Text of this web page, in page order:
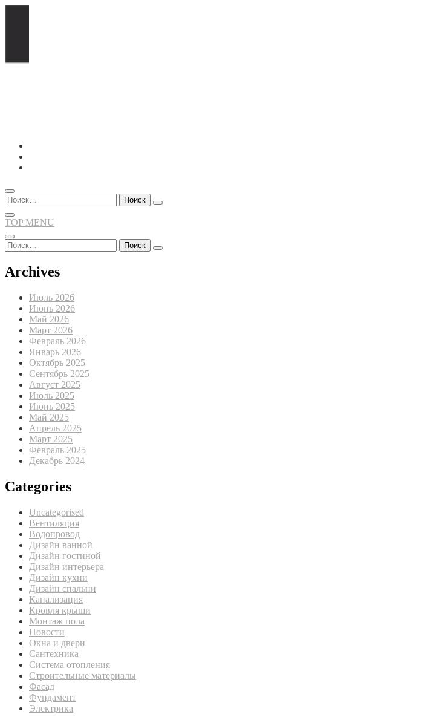
Перейти
содержимому
Найти:
TOP MENU
Найти:
Archives
Июль 2026
Июнь 2026
Май 2026
Март 2026
Февраль 2026
Январь 2026
Октябрь 2025
Сентябрь 2025
Август 2025
Июль 2025
Июнь 2025
Май 2025
Апрель 2025
Март 2025
Февраль 2025
Декабрь 2024
Categories
Uncategorised
Вентиляция
Водопровод
Дизайн ванной
Дизайн гостиной
Дизайн интерьера
Дизайн кухни
Дизайн спальни
Канализация
Кровля крыши
Монтаж пола
Новости
Окна и двери
Сантехника
Система отопления
Строительные материалы
Фасад
Фундамент
Электрика